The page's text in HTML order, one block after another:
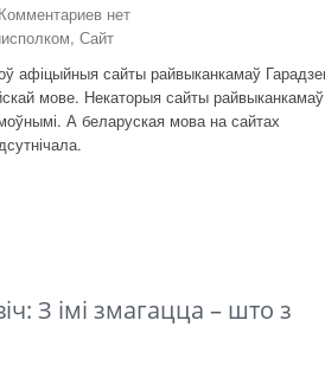
Комментариев нет
Сайт
афіцыйныя сайты райвыканкамаў
мове. Некаторыя сайты
А беларуская мова на сайтах
З імі змагацца – што з